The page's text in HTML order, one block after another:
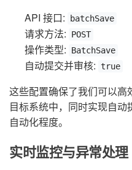
API 接口:
batchSave
请求方法: POST
操作类型: BatchSave
自动提交并审核: true
这些配置确保了我们可以高
目标系统中，同时实现自
自动化程度。
实时监控与异常处理